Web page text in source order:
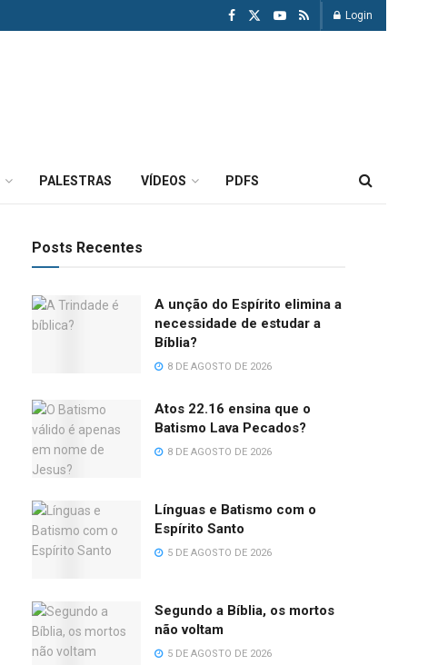
Login
PALESTRAS VÍDEOS PDFS
Posts Recentes
A unção do Espírito elimina a
necessidade de estudar a
Bíblia?
8 DE AGOSTO DE 2026
Atos 22.16 ensina que o
Batismo Lava Pecados?
8 DE AGOSTO DE 2026
Línguas e Batismo com o
Espírito Santo
5 DE AGOSTO DE 2026
Segundo a Bíblia, os mortos
não voltam
5 DE AGOSTO DE 2026